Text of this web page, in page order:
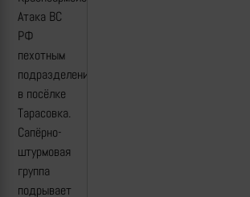
Атака ВС
РФ
пехотным
подразделением
в посёлке
Тарасовка.
Сапёрно-
штурмовая
группа
подрывает